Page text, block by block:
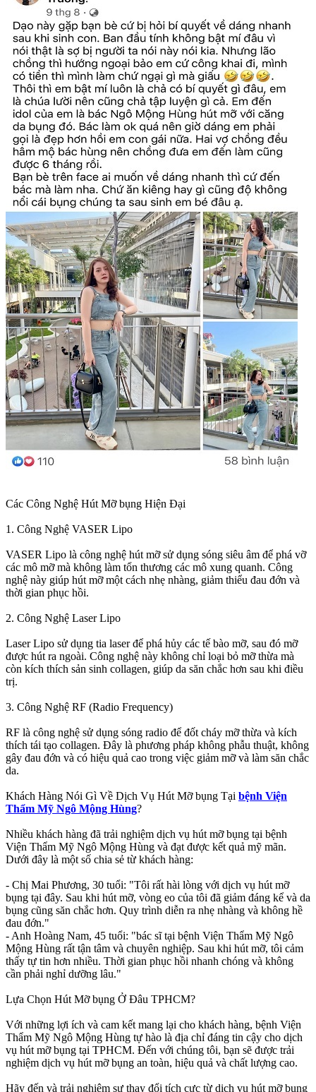
Các Công Nghệ Hút Mỡ bụng Hiện Đại
1. Công Nghệ VASER Lipo
VASER Lipo là công nghệ hút mỡ sử dụng sóng siêu âm để phá vỡ
các mô mỡ mà không làm tổn thương các mô xung quanh. Công
nghệ này giúp hút mỡ một cách nhẹ nhàng, giảm thiểu đau đớn và
thời gian phục hồi.
2. Công Nghệ Laser Lipo
Laser Lipo sử dụng tia laser để phá hủy các tế bào mỡ, sau đó mỡ
được hút ra ngoài. Công nghệ này không chỉ loại bỏ mỡ thừa mà
còn kích thích sản sinh collagen, giúp da săn chắc hơn sau khi điều
trị.
3. Công Nghệ RF (Radio Frequency)
RF là công nghệ sử dụng sóng radio để đốt cháy mỡ thừa và kích
thích tái tạo collagen. Đây là phương pháp không phẫu thuật, không
gây đau đớn và có hiệu quả cao trong việc giảm mỡ và làm săn chắc
da.
Khách Hàng Nói Gì Về Dịch Vụ Hút Mỡ bụng Tại bệnh Viện
Thẩm Mỹ Ngô Mộng Hùng?
Nhiều khách hàng đã trải nghiệm dịch vụ hút mỡ bụng tại bệnh
Viện Thẩm Mỹ Ngô Mộng Hùng và đạt được kết quả mỹ mãn.
Dưới đây là một số chia sẻ từ khách hàng:
- Chị Mai Phương, 30 tuổi: "Tôi rất hài lòng với dịch vụ hút mỡ
bụng tại đây. Sau khi hút mỡ, vòng eo của tôi đã giảm đáng kể và da
bụng cũng săn chắc hơn. Quy trình diễn ra nhẹ nhàng và không hề
đau đớn."
- Anh Hoàng Nam, 45 tuổi: "bác sĩ tại bệnh Viện Thẩm Mỹ Ngô
Mộng Hùng rất tận tâm và chuyên nghiệp. Sau khi hút mỡ, tôi cảm
thấy tự tin hơn nhiều. Thời gian phục hồi nhanh chóng và không
cần phải nghỉ dưỡng lâu."
Lựa Chọn Hút Mỡ bụng Ở Đâu TPHCM?
Với những lợi ích và cam kết mang lại cho khách hàng, bệnh Viện
Thẩm Mỹ Ngô Mộng Hùng tự hào là địa chỉ đáng tin cậy cho dịch
vụ hút mỡ bụng tại TPHCM. Đến với chúng tôi, bạn sẽ được trải
nghiệm dịch vụ hút mỡ bụng an toàn, hiệu quả và chất lượng cao.
Hãy đến và trải nghiệm sự thay đổi tích cực từ dịch vụ hút mỡ bụng